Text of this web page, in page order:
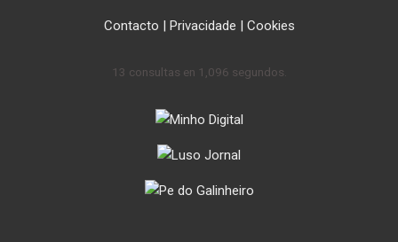
Contacto Privacidade Cookies
13 consultas en 1,096 segundos.